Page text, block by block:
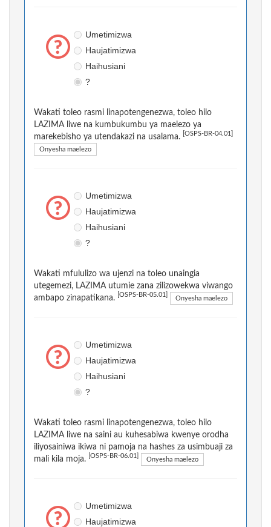
Umetimizwa
Haujatimizwa
Haihusiani
?
Wakati toleo rasmi linapotengenezwa, toleo hilo
LAZIMA liwe na kumbukumbu ya maelezo ya
marekebisho ya utendakazi na usalama.
[OSPS-BR-04.01]
Onyesha maelezo
Umetimizwa
Haujatimizwa
Haihusiani
?
Wakati mfululizo wa ujenzi na toleo unaingia
utegemezi, LAZIMA utumie zana zilizowekwa viwango
ambapo zinapatikana.
[OSPS-BR-05.01] Onyesha maelezo
Umetimizwa
Haujatimizwa
Haihusiani
?
Wakati toleo rasmi linapotengenezwa, toleo hilo
LAZIMA liwe na saini au kuhesabiwa kwenye orodha
iliyosainiwa ikiwa ni pamoja na hashes za usimbuaji za
mali kila moja.
[OSPS-BR-06.01] Onyesha maelezo
Umetimizwa
Haujatimizwa